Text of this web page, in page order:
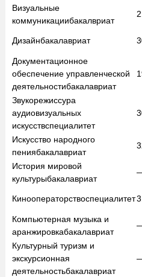
Визуальные
коммуникациибакалвриат
Дизайнбакалавриат
Документационное
обеспечение управленческой
деятельностибакалавриат
Звукорежиссура
аудиовизуальных
искусствспециалитет
Искусство народного
пениябакалавриат
История мировой
культурыбакалавриат
Кинооператорствоспециалитет
Компьютерная музыка и
аранжировкабакалавриат
Культурный туризм и
экскурсионная
деятельностьбакалавриат